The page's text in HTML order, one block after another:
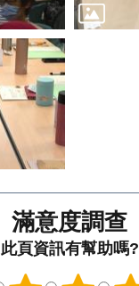
滿意度調查
此頁資訊有幫助嗎?